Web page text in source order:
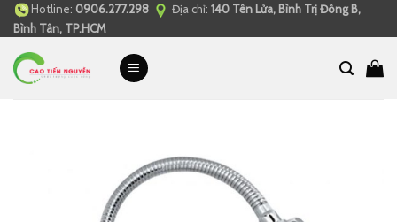
Skip
to
content
Hotline: 0906.277.298 Địa chỉ: 140 Tên Lửa, Bình Trị Đông B,
Bình Tân, TP.HCM